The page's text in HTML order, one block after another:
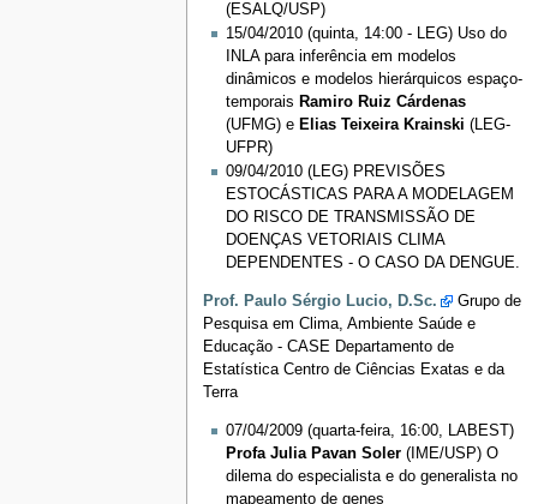
(ESALQ/USP)
15/04/2010 (quinta, 14:00 - LEG) Uso do
INLA para inferência em modelos
dinâmicos e modelos hierárquicos espaço-
temporais Ramiro Ruiz Cárdenas
(UFMG) e Elias Teixeira Krainski (LEG-
UFPR)
09/04/2010 (LEG) PREVISÕES
ESTOCÁSTICAS PARA A MODELAGEM
DO RISCO DE TRANSMISSÃO DE
DOENÇAS VETORIAIS CLIMA
DEPENDENTES - O CASO DA DENGUE.
Prof. Paulo Sérgio Lucio, D.Sc.
Grupo de
Pesquisa em Clima, Ambiente Saúde e
Educação - CASE Departamento de
Estatística Centro de Ciências Exatas e da
Terra
07/04/2009 (quarta-feira, 16:00, LABEST)
Profa Julia Pavan Soler(IME/USP) O
dilema do especialista e do generalista no
mapeamento de genes